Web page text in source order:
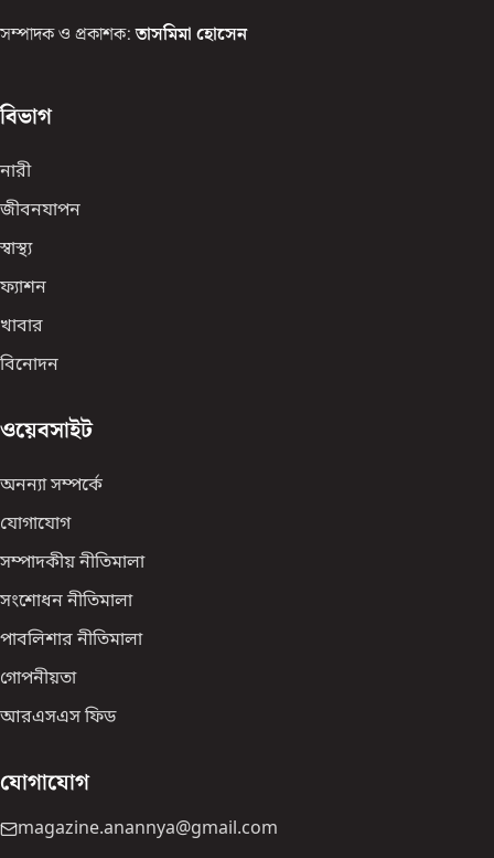
সম্পাদক ও প্রকাশক: তাসমিমা হোসেন
বিভাগ
নারী
জীবনযাপন
স্বাস্থ্য
ফ্যাশন
খাবার
বিনোদন
ওয়েবসাইট
অনন্যা সম্পর্কে
যোগাযোগ
সম্পাদকীয় নীতিমালা
সংশোধন নীতিমালা
পাবলিশার নীতিমালা
গোপনীয়তা
আরএসএস ফিড
যোগাযোগ
magazine.anannya@gmail.com